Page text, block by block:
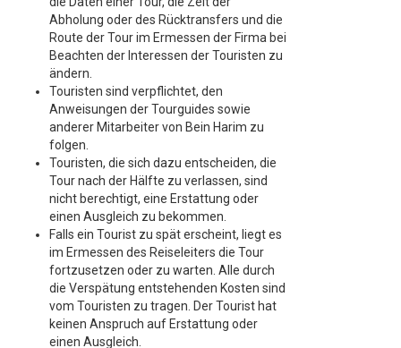
Abholung oder des Rücktransfers und die
Route der Tour im Ermessen der Firma bei
Beachten der Interessen der Touristen zu
ändern.
Touristen sind verpflichtet, den
Anweisungen der Tourguides sowie
anderer Mitarbeiter von Bein Harim zu
folgen.
Touristen, die sich dazu entscheiden, die
Tour nach der Hälfte zu verlassen, sind
nicht berechtigt, eine Erstattung oder
einen Ausgleich zu bekommen.
Falls ein Tourist zu spät erscheint, liegt es
im Ermessen des Reiseleiters die Tour
fortzusetzen oder zu warten. Alle durch
die Verspätung entstehenden Kosten sind
vom Touristen zu tragen. Der Tourist hat
keinen Anspruch auf Erstattung oder
einen Ausgleich.